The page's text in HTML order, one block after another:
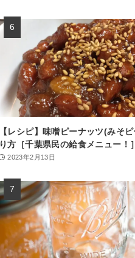
【レシピ】味噌ピーナッツ(みそ
り方［千葉県民の給食メニュー！］
2023年2月13日